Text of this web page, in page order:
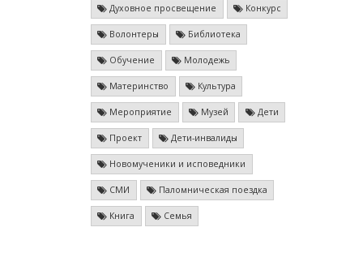
Духовное просвещение Конкурс
Волонтеры Библиотека
Обучение Молодежь
Материнство Культура
Мероприятие Музей Дети
Проект Дети-инвалиды
Новомученики и исповедники
СМИ Паломническая поездка
Книга Семья